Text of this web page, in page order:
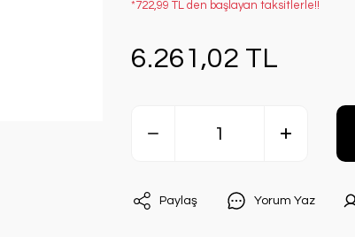
*722,99 TL den başlayan taksitlerle!!
6.261,02 TL
Paylaş Yorum Yaz